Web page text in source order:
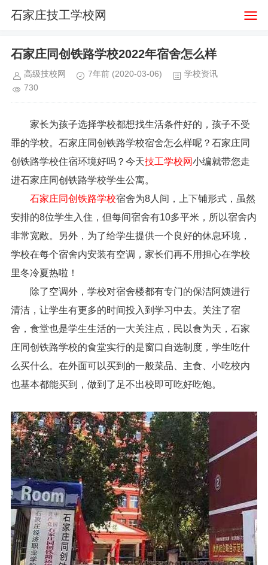
石家庄技工学校网
石家庄同创铁路学校2022年宿舍怎么样
高级技校网 7年前 (2020-03-06)
学校资讯
730
家长为孩子选择学校都想找生活条件好的，孩子不受
罪的学校。石家庄同创铁路学校宿舍怎么样呢？石家庄同
创铁路学校住宿环境好吗？今天技工学校网小编就带您走
进石家庄同创铁路学校学生公寓。
石家庄同创铁路学校宿舍为8人间，上下铺形式，虽然
安排的8位学生入住，但每间宿舍有10多平米，所以宿舍内
非常宽敞。另外，为了给学生提供一个良好的休息环境，
学校在每个宿舍内安装有空调，家长们再不用担心在学校
里冬冷夏热啦！
除了空调外，学校对宿舍楼都有专门的保洁阿姨进行
清洁，让学生有更多的时间投入到学习中去。关注了宿
舍，食堂也是学生生活的一大关注点，民以食为天，石家
庄同创铁路学校的食堂实行的是窗口自选制度，学生吃什
么买什么。在外面可以买到的一般菜品、主食、小吃校内
也基本都能买到，做到了足不出校即可吃好吃饱。